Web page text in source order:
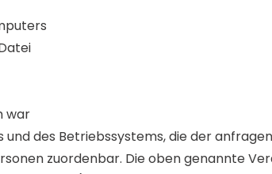
war
des Betriebssystems, die der
zuordenbar. Die oben genannte